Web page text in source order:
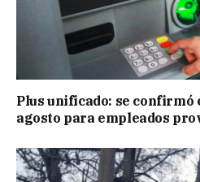
Plus unificado: se confirmó
agosto para empleados